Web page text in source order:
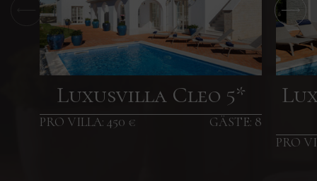
Luxusvilla Cleo 5*
PRO VILLA: 450 € GÄSTE: 8
PRO